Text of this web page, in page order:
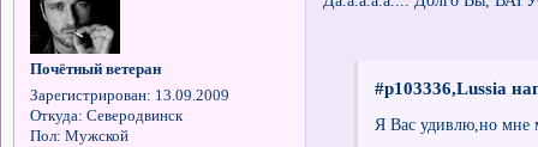
Почётный ветеран
Зарегистрирован: 13.09.2009
Откуда: Северодвинск
Пол: Мужской
#p103336,Lussia
Я Вас удивлю,но мне